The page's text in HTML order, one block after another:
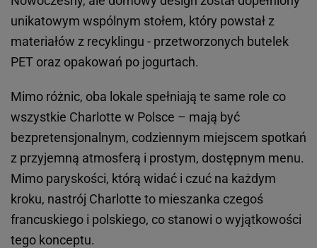
unikatowym wspólnym stołem, który powstał z
materiałów z recyklingu - przetworzonych butelek
PET oraz opakowań po jogurtach.
Mimo różnic, oba lokale spełniają te same role co
wszystkie Charlotte w Polsce – mają być
bezpretensjonalnym, codziennym miejscem spotkań
z przyjemną atmosferą i prostym, dostępnym menu.
Mimo paryskości, którą widać i czuć na każdym
kroku, nastrój Charlotte to mieszanka czegoś
francuskiego i polskiego, co stanowi o wyjątkowości
tego konceptu.